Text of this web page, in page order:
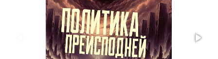
Тайное и
непознанное